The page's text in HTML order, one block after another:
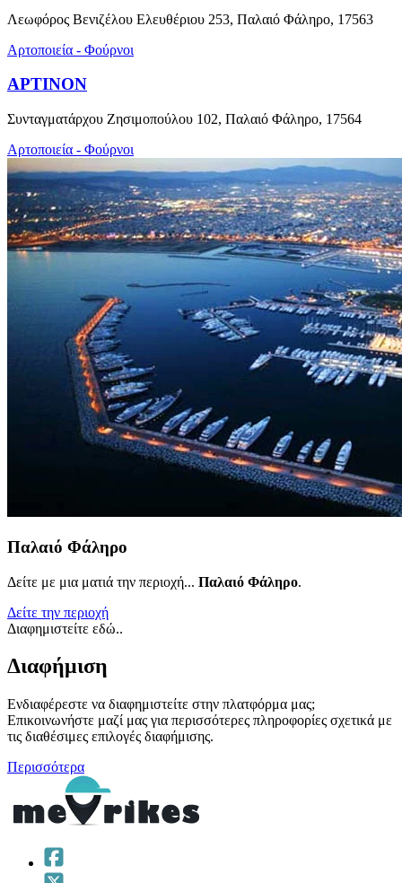
Λεωφόρος Βενιζέλου Ελευθέριου 253, Παλαιό Φάληρο, 17563
Αρτοποιεία - Φούρνοι
ΑΡΤΙΝΟΝ
Συνταγματάρχου Ζησιμοπούλου 102, Παλαιό Φάληρο, 17564
Αρτοποιεία - Φούρνοι
Παλαιό Φάληρο
Δείτε με μια ματιά την περιοχή... Παλαιό Φάληρο.
Δείτε την περιοχή
Διαφημιστείτε εδώ..
Διαφήμιση
Ενδιαφέρεστε να διαφημιστείτε στην πλατφόρμα μας;
Επικοινωνήστε μαζί μας για περισσότερες πληροφορίες σχετικά με
τις διαθέσιμες επιλογές διαφήμισης.
Περισσότερα